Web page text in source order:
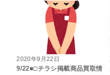
2020年9月22日
9/22■□チラシ掲載商品買取情